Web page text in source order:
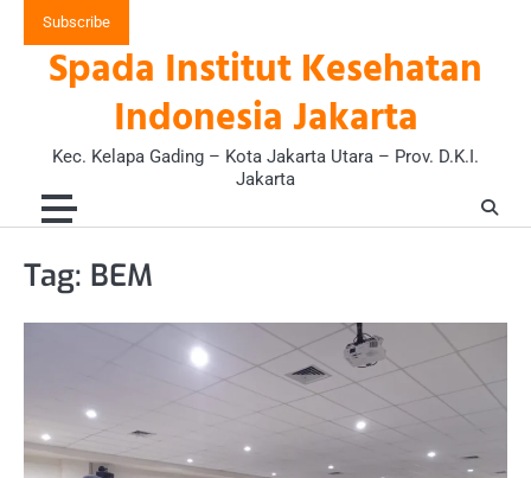
content
Subscribe
Spada Institut Kesehatan
Indonesia Jakarta
Kec. Kelapa Gading – Kota Jakarta Utara – Prov. D.K.I.
Jakarta
Tag: BEM